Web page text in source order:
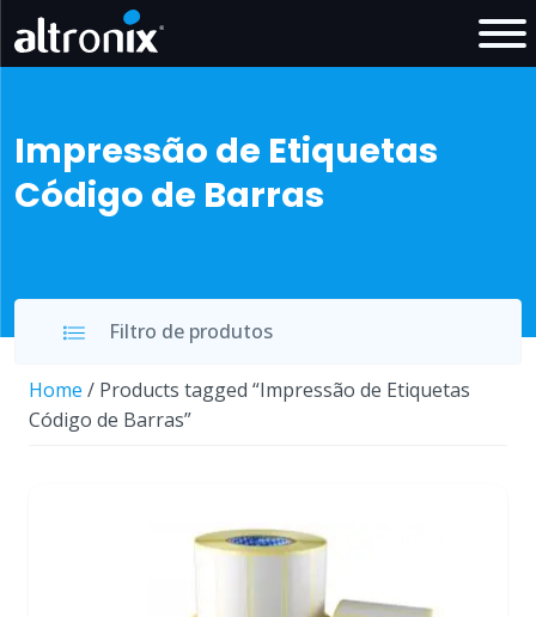
Impressão de Etiquetas
Código de Barras
Filtro de produtos
Home / Products tagged “Impressão de Etiquetas
Código de Barras”